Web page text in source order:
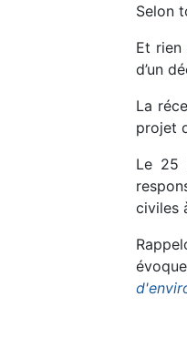
Selon
Et rien
d’un
La
projet
Le 25
civiles